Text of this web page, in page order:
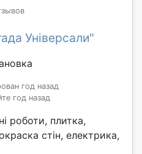
Універсали"
год назад
год назад
роботи, плитка,
стін, електрика,